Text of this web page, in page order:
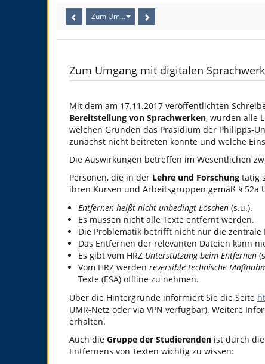
Zum Umgang mit digitalen Sprachwerken gemäß §
Zum Umgang mit digitalen
Mit dem am 17.11.2017 veröffentlichten
Bereitstellung von Sprachwerken, wurden alle
welchen Gründen das Präsidium der Philipps-
zunächst nicht beitreten konnte und welche
Die Auswirkungen betreffen im Wesentlichen
Personen, die in der Lehre und Forschung tätig
ihren Kursen und Arbeitsgruppen gemäß §
Entfernen heißt nicht unbedingt Löschen (s.u.).
Es müssen nicht alle Texte entfernt werden.
Die Problematik betrifft nicht nur die zentrale
Das Entfernen der relevanten Dateien kann
Es gibt vom HRZ Unterstützung beim Entfernen
Vom HRZ werden reversible technische
Texte (ESA) offline zu nehmen.
Über die Hintergründe informiert Sie die Seite
UMR-Netz oder via VPN verfügbar). Weitere
erhalten.
Auch die Gruppe der Studierenden ist durch
Entfernens von Texten wichtig zu wissen: